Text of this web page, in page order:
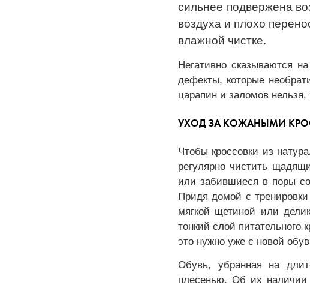
сильнее подвержена
воздуха и плохо
влажной чистке.
Негативно сказываются
дефекты, которые
царапин и заломов
УХОД ЗА КОЖАНЫМИ
Чтобы кроссовки из
регулярно чистить
или забившиеся в поры
Придя домой с
мягкой щетиной или
тонкий слой
это нужно уже с новой
Обувь, убранная на
плесенью. Об их наличии